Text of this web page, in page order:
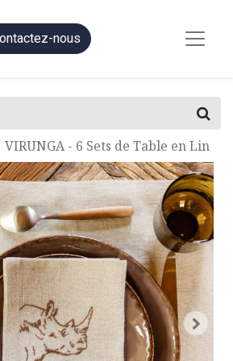
nous
VIRUNGA - 6 Sets de Table en Lin